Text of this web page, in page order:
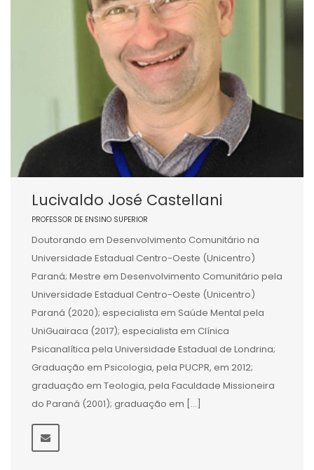
Lucivaldo José Castellani
PROFESSOR DE ENSINO SUPERIOR
Doutorando em Desenvolvimento Comunitário na
Universidade Estadual Centro-Oeste (Unicentro)
Paraná; Mestre em Desenvolvimento Comunitário pela
Universidade Estadual Centro-Oeste (Unicentro)
Paraná (2020); especialista em Saúde Mental pela
UniGuairaca (2017); especialista em Clínica
Psicanalítica pela Universidade Estadual de Londrina;
Graduação em Psicologia, pela PUCPR, em 2012;
graduação em Teologia, pela Faculdade Missioneira
do Paraná (2001); graduação em […]